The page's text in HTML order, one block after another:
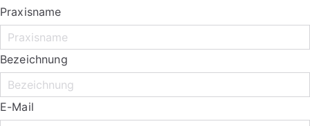
werden
Praxisname
Bezeichnung
E-Mail